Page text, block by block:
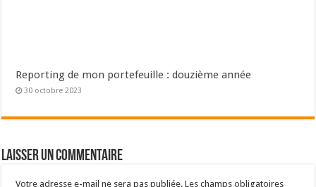
Reporting de mon portefeuille : douzième année
30 octobre 2023
Laisser un commentaire
Votre adresse e-mail ne sera pas publiée. Les champs obligatoires